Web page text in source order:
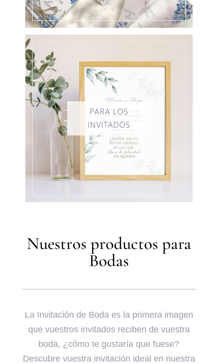
Nuestros productos para
Bodas
La Invitación de Boda es la primera imagen
que vuestros invitados reciben de vuestra
boda, ¿cómo te gustaría que fuese?
Descubre vuestra invitación ideal en nuestra